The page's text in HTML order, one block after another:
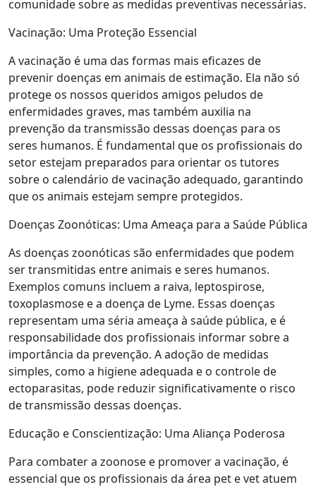
comunidade sobre as medidas preventivas necessárias.
Vacinação: Uma Proteção Essencial
A vacinação é uma das formas mais eficazes de
prevenir doenças em animais de estimação. Ela não só
protege os nossos queridos amigos peludos de
enfermidades graves, mas também auxilia na
prevenção da transmissão dessas doenças para os
seres humanos. É fundamental que os profissionais do
setor estejam preparados para orientar os tutores
sobre o calendário de vacinação adequado, garantindo
que os animais estejam sempre protegidos.
Doenças Zoonóticas: Uma Ameaça para a Saúde Pública
As doenças zoonóticas são enfermidades que podem
ser transmitidas entre animais e seres humanos.
Exemplos comuns incluem a raiva, leptospirose,
toxoplasmose e a doença de Lyme. Essas doenças
representam uma séria ameaça à saúde pública, e é
responsabilidade dos profissionais informar sobre a
importância da prevenção. A adoção de medidas
simples, como a higiene adequada e o controle de
ectoparasitas, pode reduzir significativamente o risco
de transmissão dessas doenças.
Educação e Conscientização: Uma Aliança Poderosa
Para combater a zoonose e promover a vacinação, é
essencial que os profissionais da área pet e vet atuem